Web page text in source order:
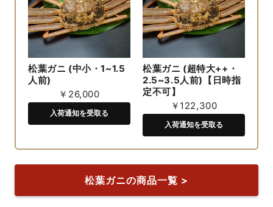
松葉ガニ (中小・1~1.5
人前)
￥26,000
入荷通知を受取る
松葉ガニ (超特大++・
2.5~3.5人前)【日時指
定不可】
￥122,300
入荷通知を受取る
松葉ガニの商品一覧 >